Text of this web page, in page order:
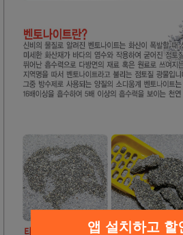
앱 설치하고 할